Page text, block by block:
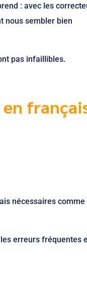
: avec les
nous sembler bien
pas infaillibles.
nécessaires comme
erreurs fréquentes